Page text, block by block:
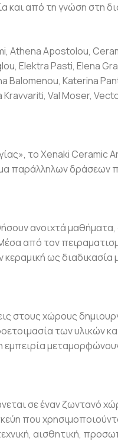
και από τη γνώση στη
Athena Apostolou,
Elektra Pasti, Elena
Katerina
Val Moser,
το Xenaki Ceramic
παράλληλων δράσεων
ανοιχτά
από τον
ως
στους χώρους
των υλικών
σε έναν ζωντανό
που
αισθητική,